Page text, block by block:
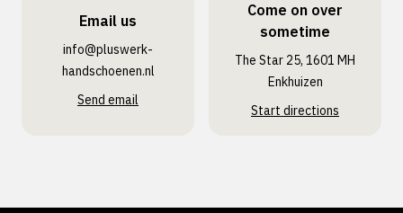
Email us
info@pluswerk­
handschoenen.nl
Send email
Come on over
sometime
The Star 25, 1601 MH
Enkhuizen
Start directions